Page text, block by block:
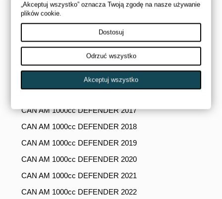
CAN AM 1000cc MAVERICK 2017
CAN AM 1000cc MAVERICK 2018
CAN AM 1000cc MAVERICK 2019
CAN AM 1000cc MAVERICK 2020
CAN AM 1000cc MAVERICK 2021
CAN AM 1000cc DEFENDER 2017
CAN AM 1000cc DEFENDER 2018
CAN AM 1000cc DEFENDER 2019
CAN AM 1000cc DEFENDER 2020
CAN AM 1000cc DEFENDER 2021
CAN AM 1000cc DEFENDER 2022
„Akceptuj wszystko” oznacza Twoją zgodę na nasze używanie
plików cookie.
Dostosuj
Odrzuć wszystko
Akceptuj wszystko